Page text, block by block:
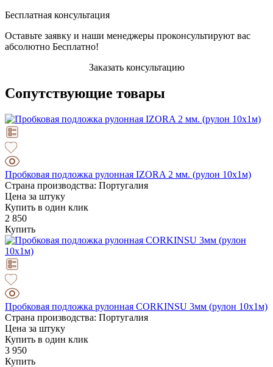
Бесплатная консультация
Оставьте заявку и наши менеджеры проконсультируют вас
абсолютно Бесплатно!
Заказать консультацию
Сопутствующие товары
Пробковая подложка рулонная IZORA 2 мм. (рулон 10х1м)
Страна производства: Португалия
Цена за штуку
Купить в один клик
2 850
Купить
Пробковая подложка рулонная CORKINSU 3мм (рулон 10х1м)
Страна производства: Португалия
Цена за штуку
Купить в один клик
3 950
Купить